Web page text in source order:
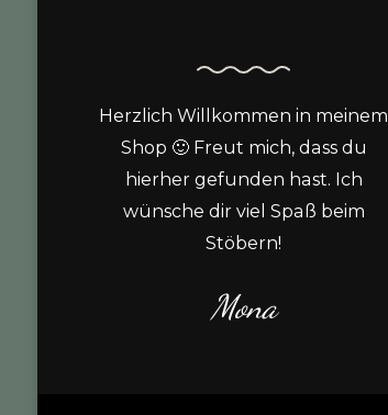
Herzlich Willkommen in meinem
Shop 🙂 Freut mich, dass du
hierher gefunden hast. Ich
wünsche dir viel Spaß beim
Stöbern!
Mona